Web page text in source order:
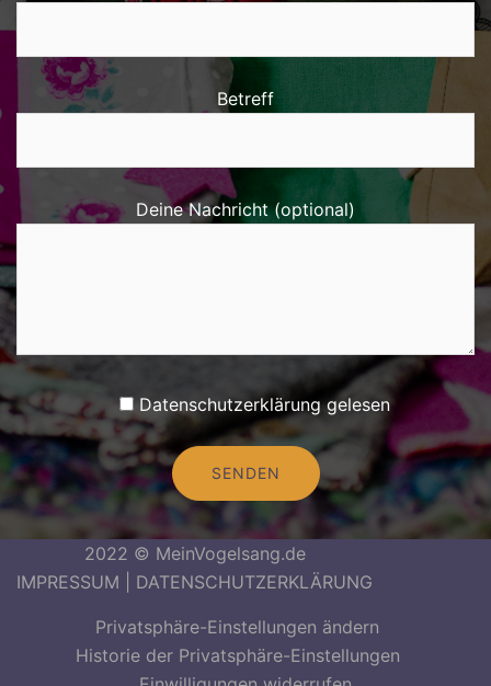
Betreff
Deine Nachricht (optional)
Datenschutzerklärung gelesen
Alternative:
2022 © MeinVogelsang.de
IMPRESSUM
DATENSCHUTZERKLÄRUNG
Privatsphäre-Einstellungen ändern
Historie der Privatsphäre-Einstellungen